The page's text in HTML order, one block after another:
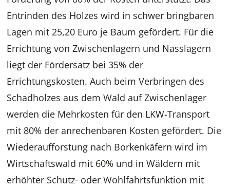
Entrinden des Holzes wird in schwer bringbaren
Lagen mit 25,20 Euro je Baum gefördert. Für die
Errichtung von Zwischenlagern und Nasslagern
liegt der Fördersatz bei 35% der
Errichtungskosten. Auch beim Verbringen des
Schadholzes aus dem Wald auf Zwischenlager
werden die Mehrkosten für den LKW-Transport
mit 80% der anrechenbaren Kosten gefördert. Die
Wiederaufforstung nach Borkenkäfern wird im
Wirtschaftswald mit 60% und in Wäldern mit
erhöhter Schutz- oder Wohlfahrtsfunktion mit